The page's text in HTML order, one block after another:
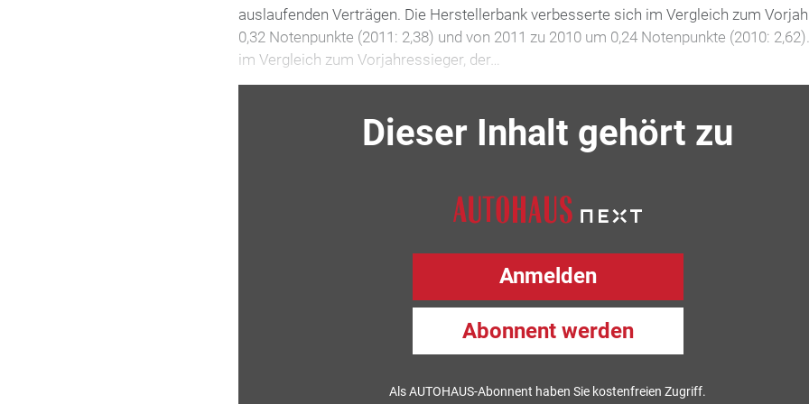
auslaufenden Verträgen. Die Herstellerbank verbesserte sich im Vergleich zum
0,32 Notenpunkte (2011: 2,38) und von 2011 zu 2010 um 0,24 Notenpunkte (2010:
im Vergleich zum Vorjahressieger, der…
Dieser Inhalt gehört zu
Anmelden
Abonnent werden
Als AUTOHAUS-Abonnent haben Sie kostenfreien Zugriff.